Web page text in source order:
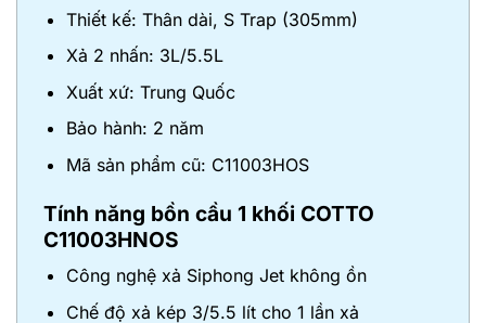
Thiết kế: Thân dài, S Trap (305mm)
Xả 2 nhấn: 3L/5.5L
Xuất xứ: Trung Quốc
Bảo hành: 2 năm
Mã sản phẩm cũ: C11003HOS
Tính năng bồn cầu 1 khối COTTO
C11003HNOS
Công nghệ xả Siphong Jet không ồn
Chế độ xả kép 3/5.5 lít cho 1 lần xả